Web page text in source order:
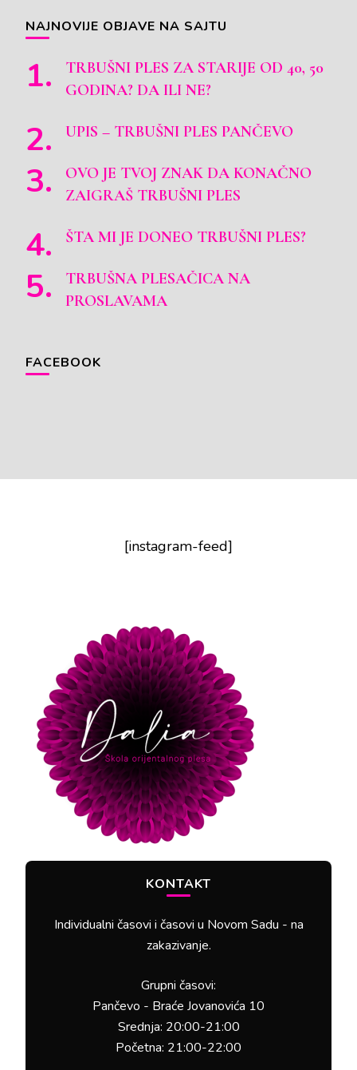
NAJNOVIJE OBJAVE NA SAJTU
TRBUŠNI PLES ZA STARIJE OD 40, 50
GODINA? DA ILI NE?
UPIS – TRBUŠNI PLES PANČEVO
OVO JE TVOJ ZNAK DA KONAČNO
ZAIGRAŠ TRBUŠNI PLES
ŠTA MI JE DONEO TRBUŠNI PLES?
TRBUŠNA PLESAČICA NA
PROSLAVAMA
FACEBOOK
[instagram-feed]
KONTAKT
Individualni časovi i časovi u Novom Sadu - na
zakazivanje.
Grupni časovi:
Pančevo - Braće Jovanovića 10
Srednja: 20:00-21:00
Početna: 21:00-22:00